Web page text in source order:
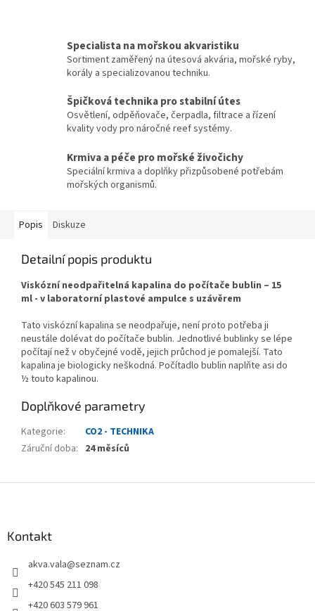
Specialista na mořskou akvaristiku
Sortiment zaměřený na útesová akvária, mořské ryby,
korály a specializovanou techniku.
Špičková technika pro stabilní útes
Osvětlení, odpěňovače, čerpadla, filtrace a řízení
kvality vody pro náročné reef systémy.
Krmiva a péče pro mořské živočichy
Speciální krmiva a doplňky přizpůsobené potřebám
mořských organismů.
Popis Diskuze
Detailní popis produktu
Viskózní neodpařitelná kapalina do počítače bublin – 15
ml - v laboratorní plastové ampulce s uzávěrem
Tato viskózní kapalina se neodpařuje, není proto potřeba ji
neustále dolévat do počítače bublin. Jednotlivé bublinky se lépe
počítají než v obyčejné vodě, jejich průchod je pomalejší. Tato
kapalina je biologicky neškodná. Počítadlo bublin naplňte asi do
½ touto kapalinou.
Doplňkové parametry
Kategorie:
CO2 - TECHNIKA
Záruční doba: 24 měsíců
Kontakt
akva.vala@seznam.cz
+420 545 211 098
+420 603 579 961